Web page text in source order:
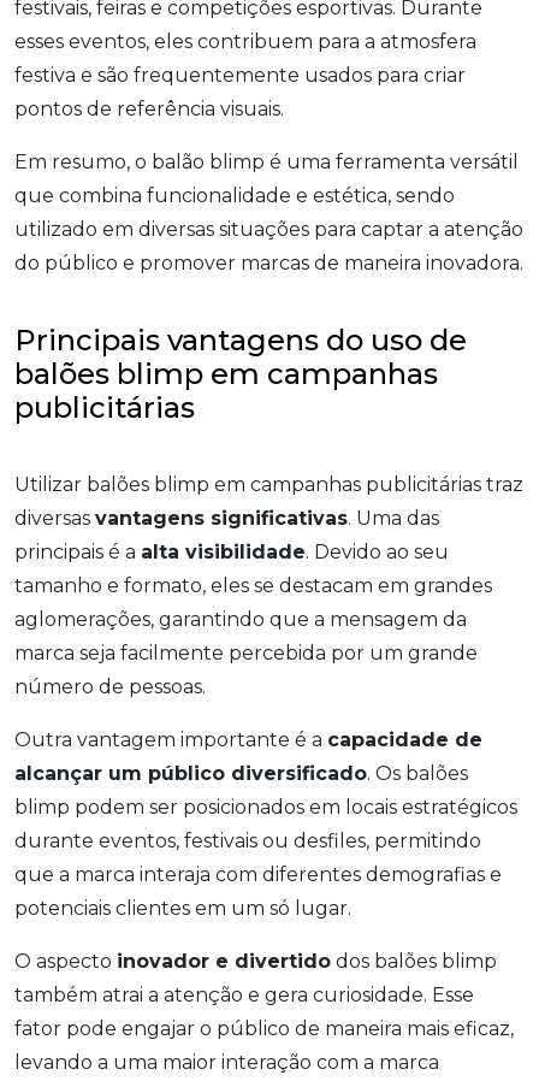
festivais, feiras e competições esportivas. Durante
esses eventos, eles contribuem para a atmosfera
festiva e são frequentemente usados para criar
pontos de referência visuais.
Em resumo, o balão blimp é uma ferramenta versátil
que combina funcionalidade e estética, sendo
utilizado em diversas situações para captar a atenção
do público e promover marcas de maneira inovadora.
Principais vantagens do uso de
balões blimp em campanhas
publicitárias
Utilizar balões blimp em campanhas publicitárias traz
diversas vantagens significativas. Uma das
principais é a alta visibilidade. Devido ao seu
tamanho e formato, eles se destacam em grandes
aglomerações, garantindo que a mensagem da
marca seja facilmente percebida por um grande
número de pessoas.
Outra vantagem importante é a capacidade de
alcançar um público diversificado. Os balões
blimp podem ser posicionados em locais estratégicos
durante eventos, festivais ou desfiles, permitindo
que a marca interaja com diferentes demografias e
potenciais clientes em um só lugar.
O aspecto inovador e divertido dos balões blimp
também atrai a atenção e gera curiosidade. Esse
fator pode engajar o público de maneira mais eficaz,
levando a uma maior interação com a marca